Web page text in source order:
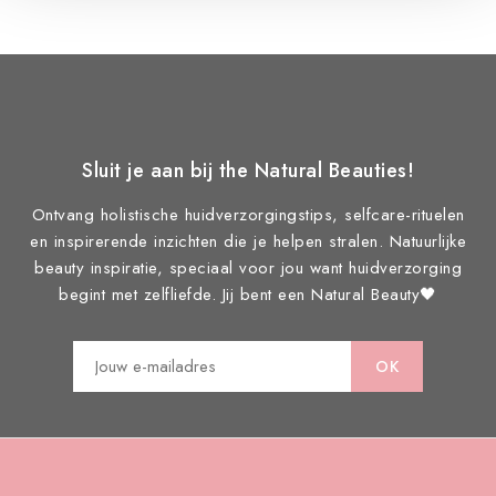
Sluit je aan bij the Natural Beauties!
Ontvang holistische huidverzorgingstips, selfcare-rituelen
en inspirerende inzichten die je helpen stralen. Natuurlijke
beauty inspiratie, speciaal voor jou want huidverzorging
begint met zelfliefde. Jij bent een Natural Beauty🖤